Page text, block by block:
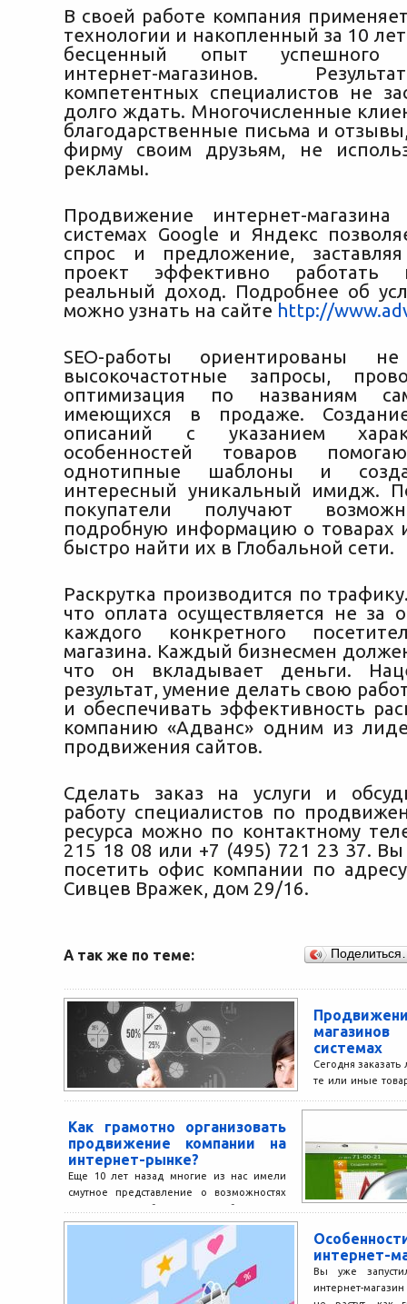
В своей работе компания
технологии и накопленный за 10
бесценный опыт успешного
интернет-магазинов.
компетентных специалистов не
долго ждать. Многочисленные
благодарственные письма и
фирму своим друзьям, не
рекламы.
Продвижение интернет-
системах Google и Яндекс
спрос и предложение,
проект эффективно работать
реальный доход. Подробнее об
можно узнать на сайте http://
SEO-работы ориентированы
высокочастотные запросы,
оптимизация по названиям
имеющихся в продаже.
описаний с указанием
особенностей товаров
однотипные шаблоны и
интересный уникальный имидж.
покупатели получают
подробную информацию о товарах
быстро найти их в Глобальной сети.
Раскрутка производится по
что оплата осуществляется не за
каждого конкретного
магазина. Каждый бизнесмен
что он вкладывает деньги.
результат, умение делать свою
и обеспечивать эффективность
компанию «Адванс» одним из
продвижения сайтов.
Сделать заказ на услуги и
работу специалистов по
ресурса можно по контактному
215 18 08 или +7 (495) 721 23 37.
посетить офис компании по
Сивцев Вражек, дом 29/16.
А так же по теме:
системах
Сегодня
те или иные
тысячи...
Как грамотно организовать
продвижение компании на
интернет-рынке?
Еще 10 лет назад многие из нас имели
смутное представление о возможностях
интернета вообще и для бизнеса в
частности. Продавать,...
интернет-
Вы уже
интернет-